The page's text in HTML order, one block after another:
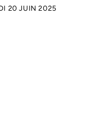
20 JUIN 2025
un nouvel onglet)
un nouvel onglet)